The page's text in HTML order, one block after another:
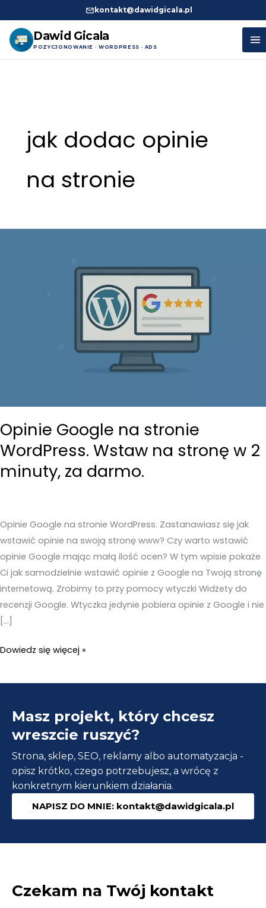
kontakt@dawidgicala.pl
Dawid Gicala
POZYCJONOWANIE · WORDPRESS · ADS
jak dodac opinie
na stronie
Opinie Google na stronie
WordPress. Wstaw na stronę w 2
minuty, za darmo.
Opinie Google na stronie WordPress. Zastanawiasz się jak
wstawić opinie na swoją stronę www? Czy warto wstawić
opinie Google mając małą ilość ocen? W tym wpisie pokaże
Ci jak samodzielnie wstawić opinie z Google na Twoją stronę
internetową. Zrobimy to przy pomocy wtyczki Widżety do
recenzji Google. Wtyczka jedynie pobiera opinie z Google i nie
[…]
Opinie
na
WordPress.
Wstaw
stronę
darmo.
Dowiedz się więcej »
Masz projekt, który chcesz
wreszcie ruszyć?
Strona, sklep, SEO, reklamy albo automatyzacja -
opisz krótko, czego potrzebujesz, a wrócę z
konkretnym kierunkiem działania.
NAPISZ DO MNIE: kontakt@dawidgicala.pl
Czekam na Twój kontakt